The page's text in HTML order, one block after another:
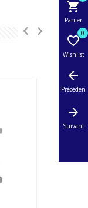
shopping_cart
Panier

Wishlist
0
arrow_back
Précédent
arrow_forward
Suivant